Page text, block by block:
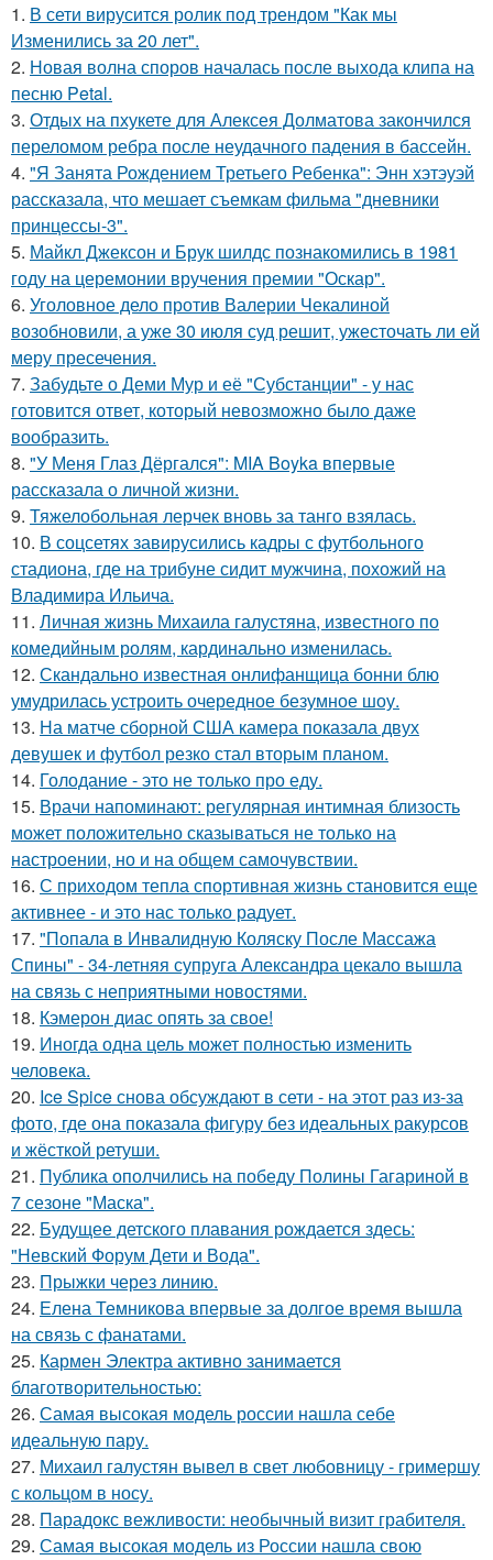
1. В сети вирусится ролик под трендом "Как мы
Изменились за 20 лет".
2. Новая волна споров началась после выхода клипа на
песню Petal.
3. Отдых на пхукете для Алексея Долматова закончился
переломом ребра после неудачного падения в бассейн.
4. "Я Занята Рождением Третьего Ребенка": Энн хэтэуэй
рассказала, что мешает съемкам фильма "дневники
принцессы-3".
5. Майкл Джексон и Брук шилдс познакомились в 1981
году на церемонии вручения премии "Оскар".
6. Уголовное дело против Валерии Чекалиной
возобновили, а уже 30 июля суд решит, ужесточать ли ей
меру пресечения.
7. Забудьте о Деми Мур и её "Субстанции" - у нас
готовится ответ, который невозможно было даже
вообразить.
8. "У Меня Глаз Дёргался": MIA Boyka впервые
рассказала о личной жизни.
9. Тяжелобольная лерчек вновь за танго взялась.
10. В соцсетях завирусились кадры с футбольного
стадиона, где на трибуне сидит мужчина, похожий на
Владимира Ильича.
11. Личная жизнь Михаила галустяна, известного по
комедийным ролям, кардинально изменилась.
12. Скандально известная онлифанщица бонни блю
умудрилась устроить очередное безумное шоу.
13. На матче сборной США камера показала двух
девушек и футбол резко стал вторым планом.
14. Голодание - это не только про еду.
15. Врачи напоминают: регулярная интимная близость
может положительно сказываться не только на
настроении, но и на общем самочувствии.
16. С приходом тепла спортивная жизнь становится еще
активнее - и это нас только радует.
17. "Попала в Инвалидную Коляску После Массажа
Спины" - 34-летняя супруга Александра цекало вышла
на связь с неприятными новостями.
18. Кэмерон диас опять за свое!
19. Иногда одна цель может полностью изменить
человека.
20. Ice Spice снова обсуждают в сети - на этот раз из-за
фото, где она показала фигуру без идеальных ракурсов
и жёсткой ретуши.
21. Публика ополчились на победу Полины Гагариной в
7 сезоне "Маска".
22. Будущее детского плавания рождается здесь:
"Невский Форум Дети и Вода".
23. Прыжки через линию.
24. Елена Темникова впервые за долгое время вышла
на связь с фанатами.
25. Кармен Электра активно занимается
благотворительностью:
26. Самая высокая модель россии нашла себе
идеальную пару.
27. Михаил галустян вывел в свет любовницу - гримершу
с кольцом в носу.
28. Парадокс вежливости: необычный визит грабителя.
29. Самая высокая модель из России нашла свою